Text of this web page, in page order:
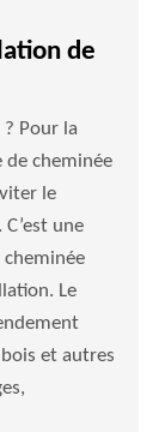
de
Pour la
de cheminée
le
une
Le
et autres